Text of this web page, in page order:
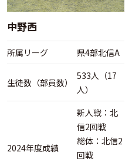
中野西
所属リーグ 県4部北信A
生徒数（部員数）
533人（17
人）
2024年度成績
新人戦：北
信2回戦
総体：北信2
回戦